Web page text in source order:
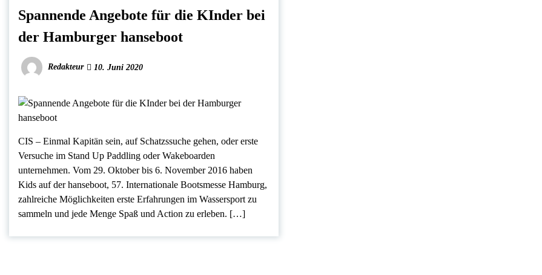
Spannende Angebote für die KInder bei
der Hamburger hanseboot
Redakteur 10. Juni 2020
CIS – Einmal Kapitän sein, auf Schatzssuche gehen, oder erste
Versuche im Stand Up Paddling oder Wakeboarden
unternehmen. Vom 29. Oktober bis 6. November 2016 haben
Kids auf der hanseboot, 57. Internationale Bootsmesse Hamburg,
zahlreiche Möglichkeiten erste Erfahrungen im Wassersport zu
sammeln und jede Menge Spaß und Action zu erleben. […]